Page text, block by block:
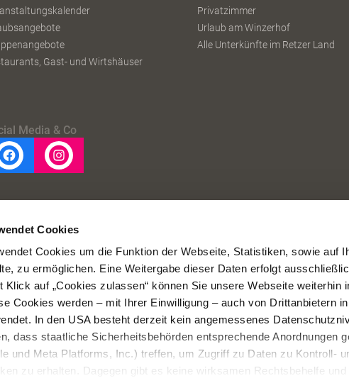
Cookies
Cookies um die Funktion der Webseite, Statistiken, sowie auf
zu ermöglichen. Eine Weitergabe dieser Daten erfolgt
Klick auf „Cookies zulassen“ können Sie unsere Webseite weiterhin
Cookies werden – mit Ihrer Einwilligung – auch von Drittanbietern
In den USA besteht derzeit kein angemessenes
dass staatliche Sicherheitsbehörden entsprechende Anordnungen
und Meta Platforms, Inc.) treffen, um Zugriff zu Daten zu Kontroll-
zu erhalten. Dagegen gibt es keine wirksamen Rechtsbehelfe und
Gast- und Wirtshäuser
Privatzimmer
Urlaub am Winzerhof
Alle Unterkünfte im Retzer Land
Media & Co